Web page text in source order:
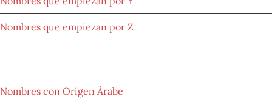
Nombres que empiezan por Z
Nombres con Origen Árabe